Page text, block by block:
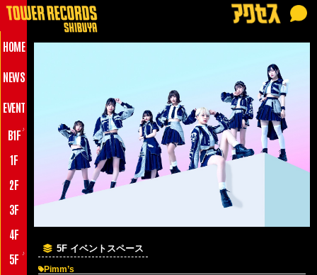
HOME
NEWS
EVENT
B1F ♪
1F
2F
3F
4F
5F
♪ 5F イベントスペース
Pimm’s